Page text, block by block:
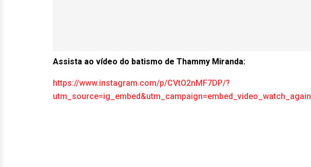
Assista ao vídeo do batismo de Thammy Miranda:
https://www.instagram.com/p/CVtO2nMF7DP/?
utm_source=ig_embed&utm_campaign=embed_video_watch_again